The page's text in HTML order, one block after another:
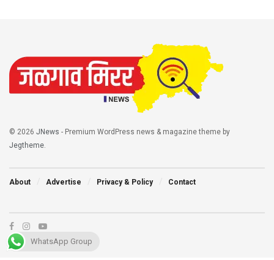
© 2026 JNews - Premium WordPress news & magazine theme by
Jegtheme
About Advertise Privacy & Policy Contact
WhatsApp Group